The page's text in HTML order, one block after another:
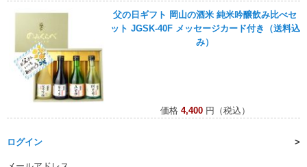
父の日ギフト 岡山の酒米 純米吟醸飲み比べセ
ット JGSK-40F メッセージカード付き（送料込
み）
価格 4,400円（税込）
ログイン